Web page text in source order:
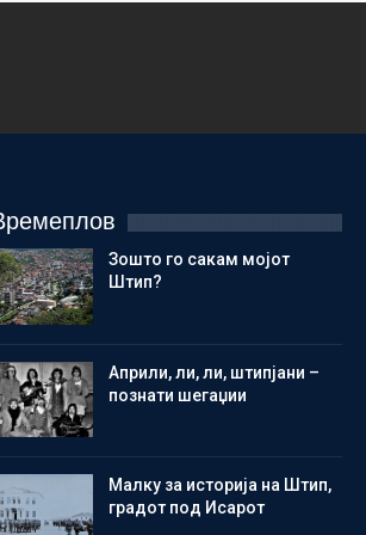
Зошто го сакам мојот
Штип?
Aприли, ли, ли, штипјани –
познати шегаџии
Малку за историја на Штип,
градот под Исарот